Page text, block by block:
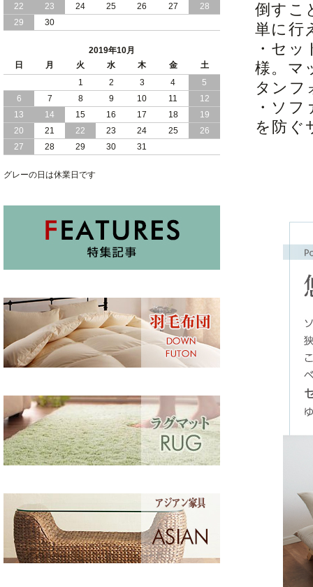
倒すこ
単に行
・セ
様。マ
タンフ
・ソ
を防ぐ
22
23 24 25 26 27
28
29
30
2019年10月
日
月 火 水 木 金
土
1
2 3 4
5
6
7 8 9 10 11
12
13
14 15 16 17 18
19
20
21 22 23 24 25
26
27
28 29 30 31
グレーの日は休業日です